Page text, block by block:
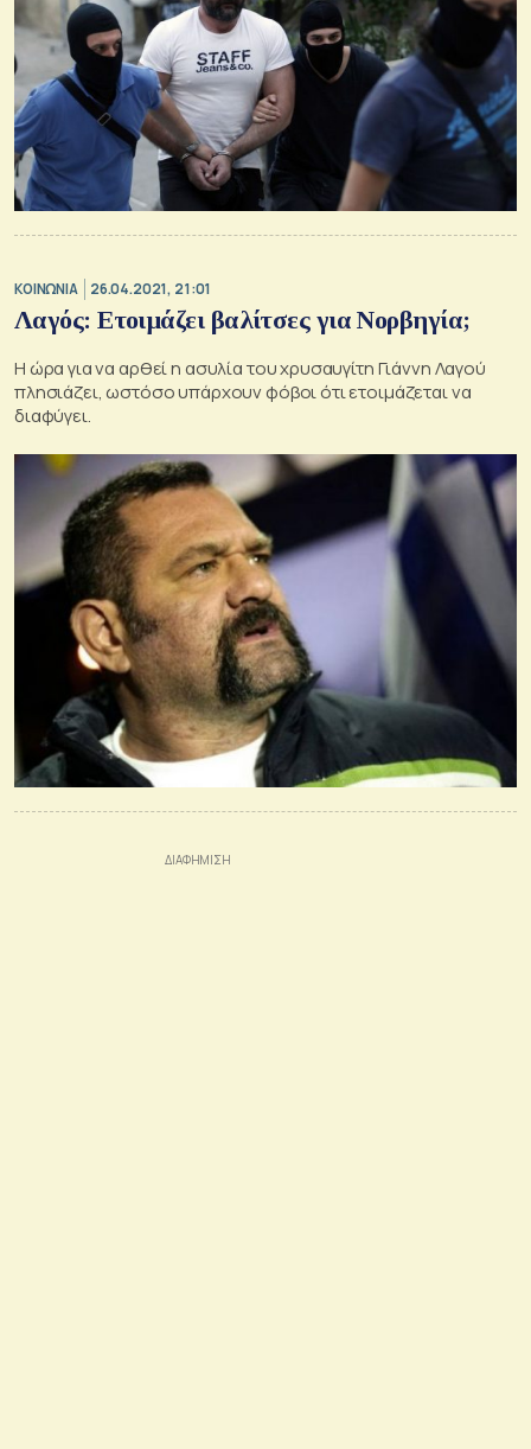
ΚΟΙΝΩΝΙΑ 26.04.2021, 21:01
Λαγός: Ετοιμάζει βαλίτσες για Νορβηγία;
Η ώρα για να αρθεί η ασυλία του χρυσαυγίτη Γιάννη Λαγού
πλησιάζει, ωστόσο υπάρχουν φόβοι ότι ετοιμάζεται να
διαφύγει.